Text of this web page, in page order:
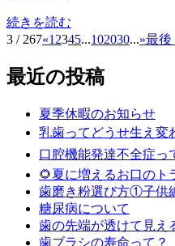
続きを読む
3 / 267«1 2345...102030...»最後
最近の投稿
夏季休暇のお知らせ
乳歯ってどうせ生え変
口腔機能発達不全症っ
🌻夏に増えるお口のト
歯磨き粉選び方①子供
糖尿病について
歯の先端が透けて見え
歯ブラシの寿命って？